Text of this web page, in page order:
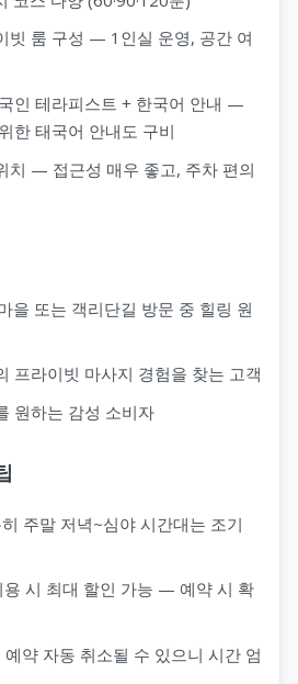
빗 룸 구성 — 1인실 운영, 공간 여
인 테라피스트 + 한국어 안내 —
한 태국어 안내도 구비
치 — 접근성 매우 좋고, 주차 편의
을 또는 객리단길 방문 중 힐링 원
프라이빗 마사지 경험을 찾는 고객
원하는 감성 소비자
주말 저녁~심야 시간대는 조기
용 시 최대 할인 가능 — 예약 시 확
약 자동 취소될 수 있으니 시간 엄